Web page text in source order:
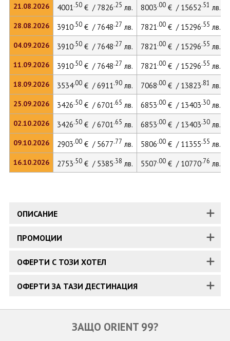
21.08.2026
28.08.2026
04.09.2026
11.09.2026
18.09.2026
25.09.2026
02.10.2026
09.10.2026
16.10.2026
4001.50€ / 7826.25 лв. 8003.00€ / 15652.51 лв.
3910.50€ / 7648.27 лв. 7821.00€ / 15296.55 лв.
3910.50€ / 7648.27 лв. 7821.00€ / 15296.55 лв.
3910.50€ / 7648.27 лв. 7821.00€ / 15296.55 лв.
3534.00€ / 6911.90лв. 7068.00€ / 13823.81 лв.
3426.50€ / 6701.65 лв. 6853.00€ / 13403.30лв.
3426.50€ / 6701.65 лв. 6853.00€ / 13403.30лв.
2903.00€ / 5677.77 лв. 5806.00€ / 11355.55 лв.
2753.50€ / 5385.38 лв. 5507.00€ / 10770.76 лв.
ОПИСАНИЕ
ПРОМОЦИИ
ОФЕРТИ С ТОЗИ ХОТЕЛ
ОФЕРТИ ЗА ТАЗИ ДЕСТИНАЦИЯ
ЗАЩО ORIENT 99?